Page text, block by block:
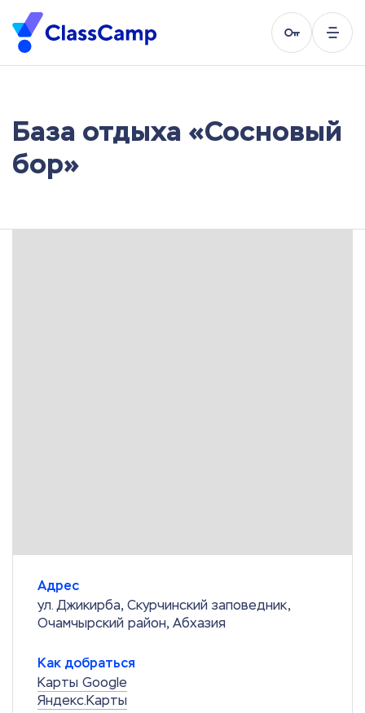
База отдыха «Сосновый
бор»
Адрес
ул. Джикирба, Скурчинский заповедник,
Очамчырский район, Абхазия
Как добраться
Карты Google
Яндекс.Карты